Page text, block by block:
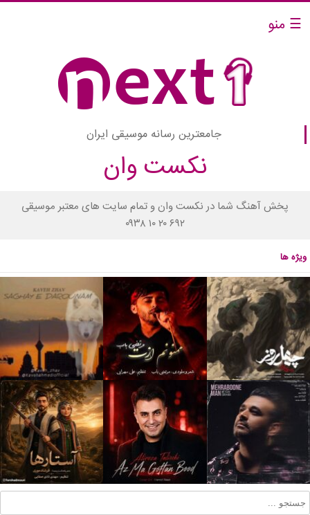
☰ منو
جامعترین رسانه موسیقی ایران
نکست وان
پخش آهنگ شما در نکست وان و تمام سایت های معتبر موسیقی
۰۹۳۸ ۱۰ ۲۰ ۶۹۲
ویژه ها